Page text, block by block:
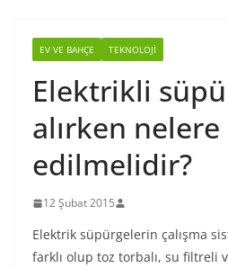
EV VE BAHÇE TEKNOLOJI
Elektrikli
alırken
edilmelidir?
12 Şubat 2015
Elektrik süpürgelerin çalışma
farklı olup toz torbalı, su filtreli